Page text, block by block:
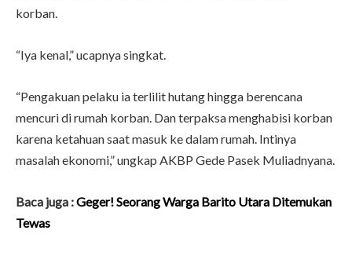
korban.
“Iya kenal,” ucapnya singkat.
“Pengakuan pelaku ia terlilit hutang hingga berencana
mencuri di rumah korban. Dan terpaksa menghabisi korban
karena ketahuan saat masuk ke dalam rumah. Intinya
masalah ekonomi,” ungkap AKBP Gede Pasek Muliadnyana.
Baca juga :Geger! Seorang Warga Barito Utara Ditemukan
Tewas